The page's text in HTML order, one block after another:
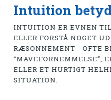
Intuition
INTUITION ER EVNEN
ELLER FORSTÅ NOGET
RÆSONNEMENT - OFTE
“MAVEFORNEMMELSE”,
ELLER ET HURTIGT
SITUATION.